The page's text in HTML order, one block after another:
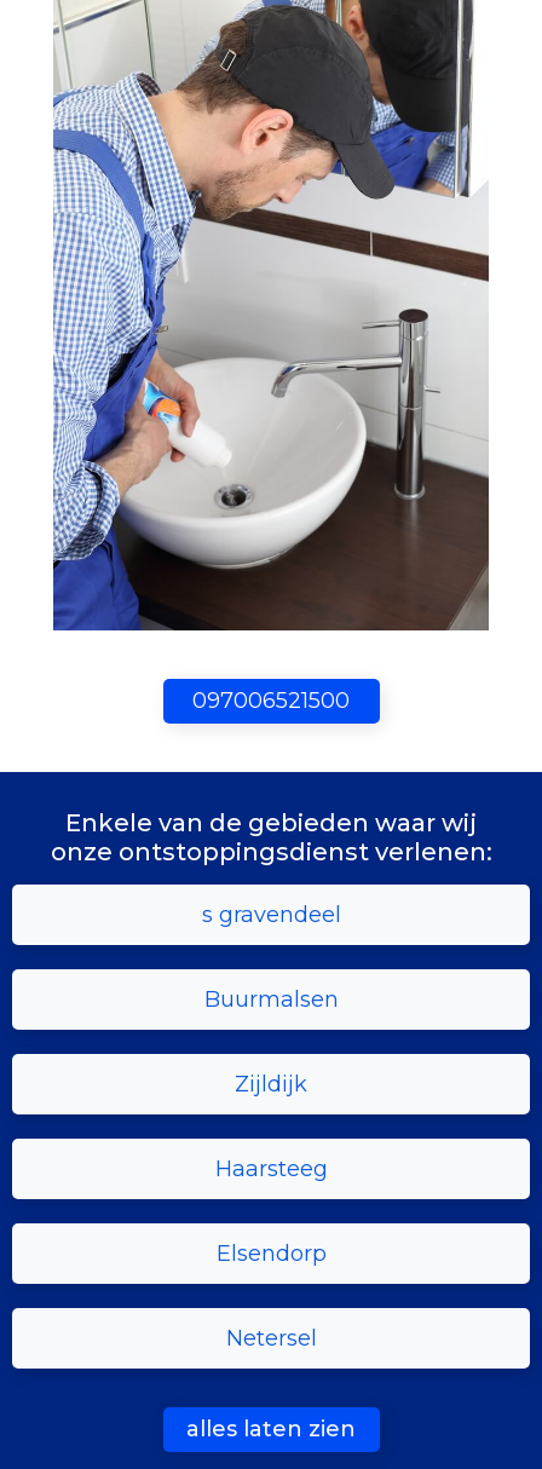
097006521500
Enkele van de gebieden waar wij
onze ontstoppingsdienst verlenen:
s gravendeel
Buurmalsen
Zijldijk
Haarsteeg
Elsendorp
Netersel
alles laten zien